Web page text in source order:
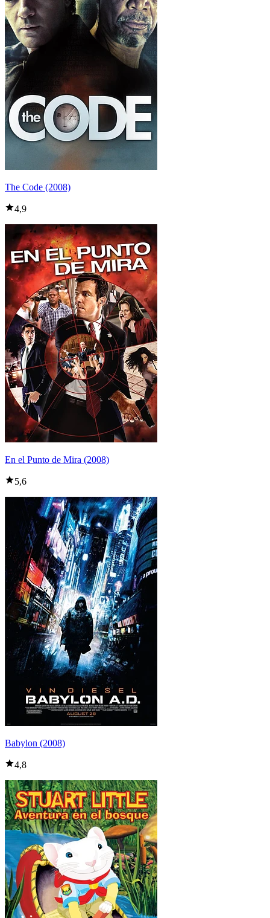
The Code (2008)
4,9
En el Punto de Mira (2008)
5,6
Babylon (2008)
4,8